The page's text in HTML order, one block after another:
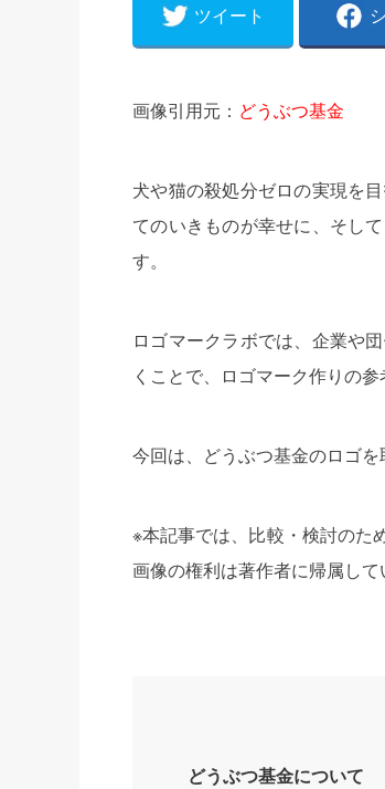
ツイート
画像引用元： どうぶつ基金
犬や猫の殺処分ゼロの実現を
てのいきものが幸せに、そし
す。
ロゴマークラボでは、企業や
くことで、ロゴマーク作りの
今回は、どうぶつ基金のロゴを
※本記事では、比較・検討のた
画像の権利は著作者に帰属して
どうぶつ基金について